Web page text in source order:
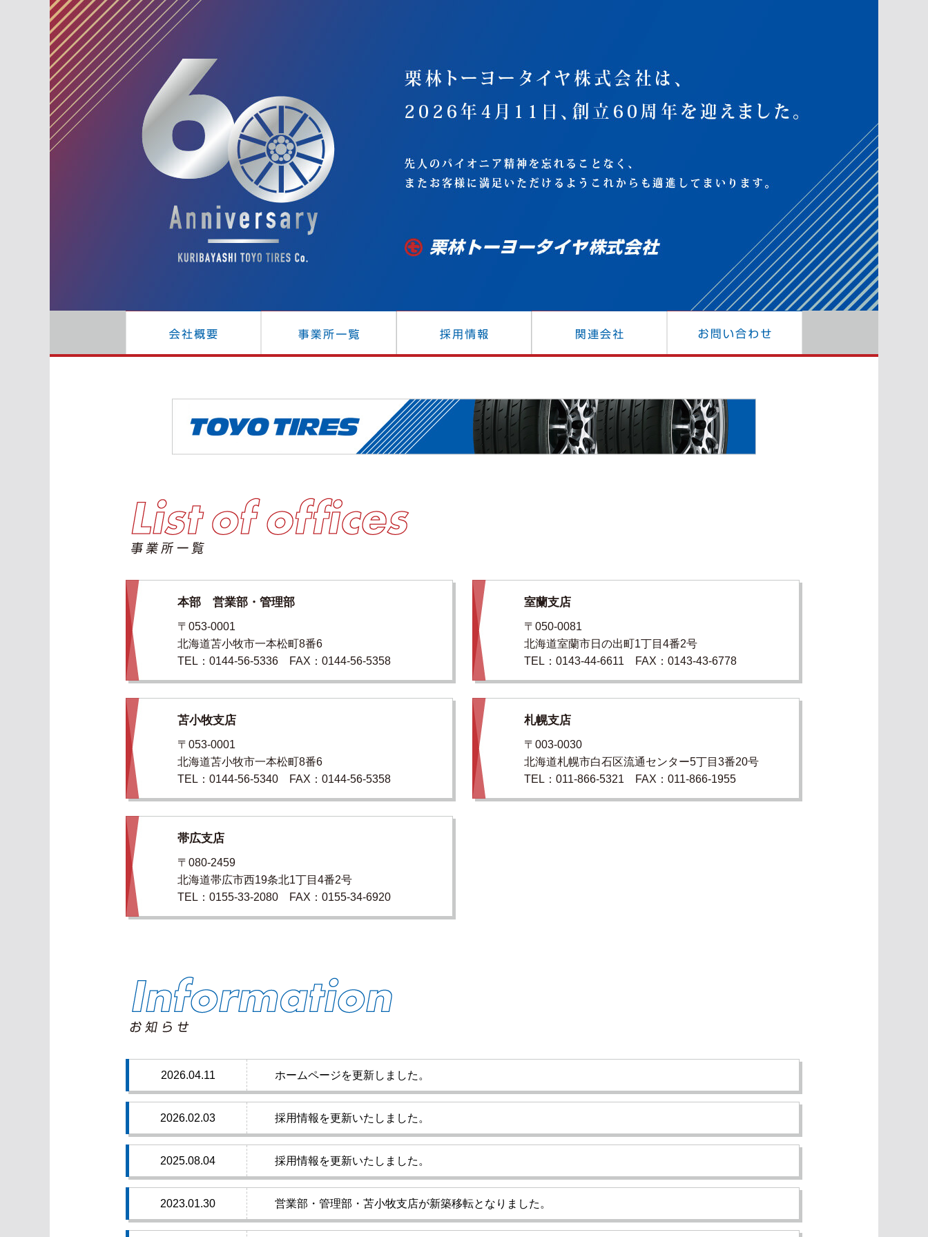
本部 営業部・管理部
〒053-0001
北海道苫小牧市一本松町8番6
TEL：0144-56-5336 FAX：0144-56-5358
室蘭支店
〒050-0081
北海道室蘭市日の出町1丁目4番2号
TEL：0143-44-6611 FAX：0143-43-6778
苫小牧支店
〒053-0001
北海道苫小牧市一本松町8番6
TEL：0144-56-5340 FAX：0144-56-5358
札幌支店
〒003-0030
北海道札幌市白石区流通センター5丁目3番20号
TEL：011-866-5321 FAX：011-866-1955
帯広支店
〒080-2459
北海道帯広市西19条北1丁目4番2号
TEL：0155-33-2080 FAX：0155-34-6920
2026.04.11 ホームページを更新しました。
2026.02.03 採用情報を更新いたしました。
2025.08.04 採用情報を更新いたしました。
2023.01.30 営業部・管理部・苫小牧支店が新築移転となりました。